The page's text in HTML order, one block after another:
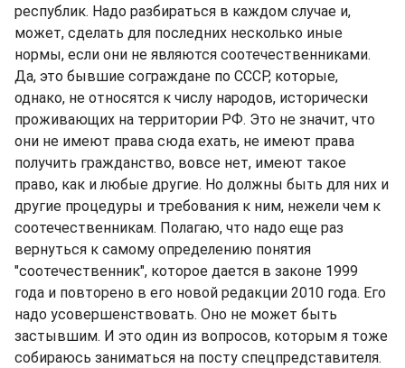
республик. Надо разбираться в каждом случае и,
может, сделать для последних несколько иные
нормы, если они не являются соотечественниками.
Да, это бывшие сограждане по СССР, которые,
однако, не относятся к числу народов, исторически
проживающих на территории РФ. Это не значит, что
они не имеют права сюда ехать, не имеют права
получить гражданство, вовсе нет, имеют такое
право, как и любые другие. Но должны быть для них и
другие процедуры и требования к ним, нежели чем к
соотечественникам. Полагаю, что надо еще раз
вернуться к самому определению понятия
"соотечественник", которое дается в законе 1999
года и повторено в его новой редакции 2010 года. Его
надо усовершенствовать. Оно не может быть
застывшим. И это один из вопросов, которым я тоже
собираюсь заниматься на посту спецпредставителя.